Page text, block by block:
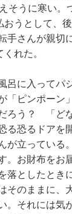
そうに寒い。
おうとして、
手さんが親切
れた。
呂に入ってパ
「ピンポーン
ろう？ 「ど
る恐るドアを
が立っている。
お財布をお
落としたとき
そのままに、
。それには気